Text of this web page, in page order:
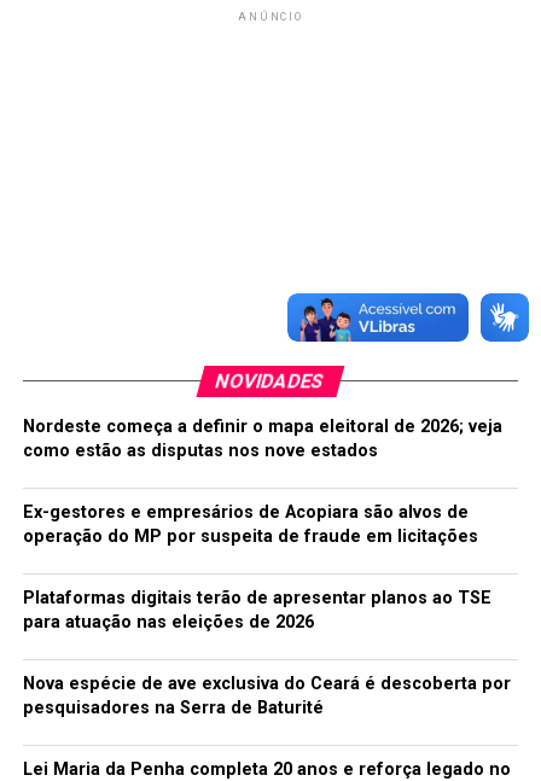
ANÚNCIO
NOVIDADES
Nordeste começa a definir o mapa eleitoral de 2026; veja
como estão as disputas nos nove estados
Ex-gestores e empresários de Acopiara são alvos de
operação do MP por suspeita de fraude em licitações
Plataformas digitais terão de apresentar planos ao TSE
para atuação nas eleições de 2026
Nova espécie de ave exclusiva do Ceará é descoberta por
pesquisadores na Serra de Baturité
Lei Maria da Penha completa 20 anos e reforça legado no